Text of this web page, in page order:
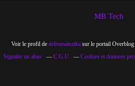
MB Tech
Voir le profil de delromainzikasur le portail Overblog
Signaler un abus
C.G.U. Cookies et données